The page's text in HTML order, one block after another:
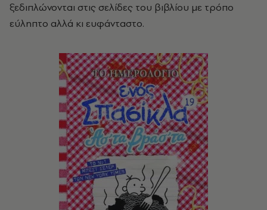
ξεδιπλώνονται στις σελίδες του βιβλίου με τρόπο
εύληπτο αλλά κι ευφάνταστο.